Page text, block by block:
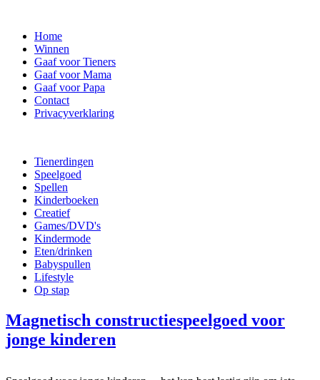
Home
Winnen
Gaaf voor Tieners
Gaaf voor Mama
Gaaf voor Papa
Contact
Privacyverklaring
Tienerdingen
Speelgoed
Spellen
Kinderboeken
Creatief
Games/DVD's
Kindermode
Eten/drinken
Babyspullen
Lifestyle
Op stap
Magnetisch constructiespeelgoed voor
jonge kinderen